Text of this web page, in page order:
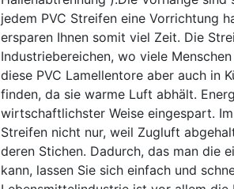
jedem PVC Streifen eine Vorrichtung
ersparen Ihnen somit viel Zeit. Die
Industriebereichen, wo viele
diese PVC Lamellentore aber auch in
finden, da sie warme Luft abhält.
wirtschaftlichster Weise eingespart.
Streifen nicht nur, weil Zugluft
deren Stichen. Dadurch, das man die
kann, lassen Sie sich einfach und